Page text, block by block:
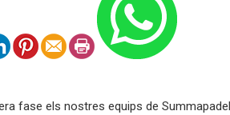
fase els nostres equips de Summapadel